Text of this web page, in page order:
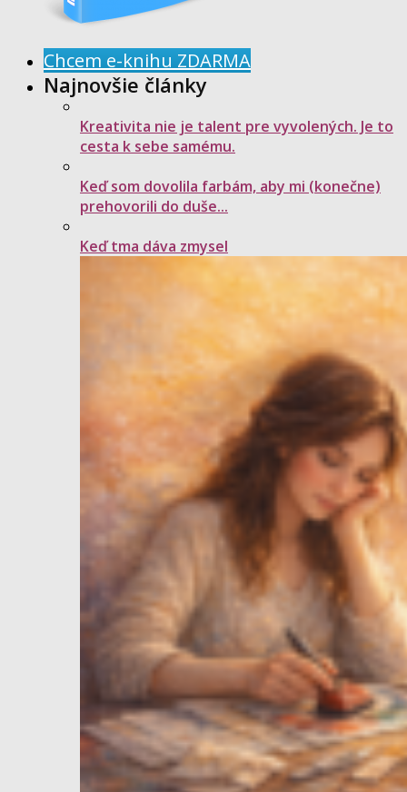
Chcem e-knihu ZDARMA
Najnovšie články
Kreativita nie je talent pre vyvolených. Je to
cesta k sebe samému.
Keď som dovolila farbám, aby mi (konečne)
prehovorili do duše...
Keď tma dáva zmysel